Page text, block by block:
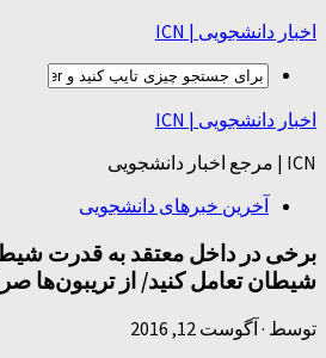
اخبار دانشجویی | ICN
اخبار دانشجویی | ICN
ICN | مرجع اخبار دانشجویی
آخرین خبرهای دانشجویی
برخی در داخل معتقد به قدرت
شیطان تعامل کنید/ از تریبون‌ها
توسط · آگوست 12, 2016